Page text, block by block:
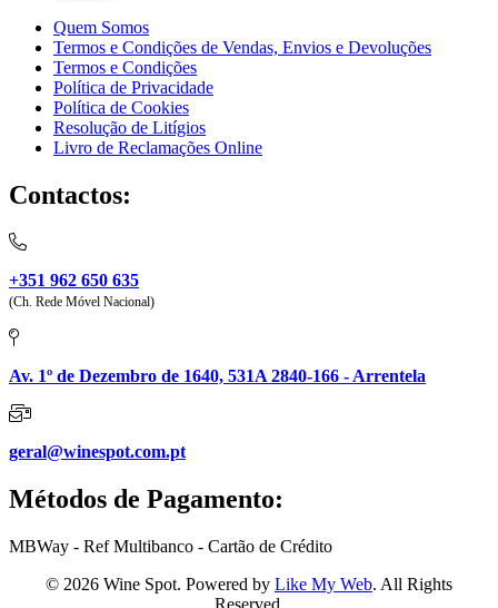
Quem Somos
Termos e Condições de Vendas, Envios e Devoluções
Termos e Condições
Política de Privacidade
Política de Cookies
Resolução de Litígios
Livro de Reclamações Online
Contactos:
+351 962 650 635
(Ch. Rede Móvel Nacional)
Av. 1º de Dezembro de 1640, 531A 2840-166 - Arrentela
geral@winespot.com.pt
Métodos de Pagamento:
MBWay - Ref Multibanco - Cartão de Crédito
© 2026 Wine Spot. Powered by Like My Web. All Rights
Reserved.